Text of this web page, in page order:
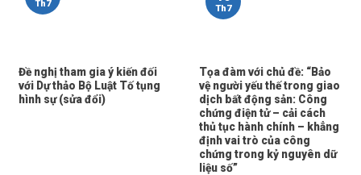
Đề nghị tham gia ý kiến đối
với Dự thảo Bộ Luật Tố tụng
hình sự (sửa đổi)
Th7
Tọa đàm với chủ đề: “Bảo
vệ người yếu thế trong giao
dịch bất động sản: Công
chứng điện tử – cải cách
thủ tục hành chính – khẳng
định vai trò của công
chứng trong kỷ nguyên dữ
liệu số”
Th7